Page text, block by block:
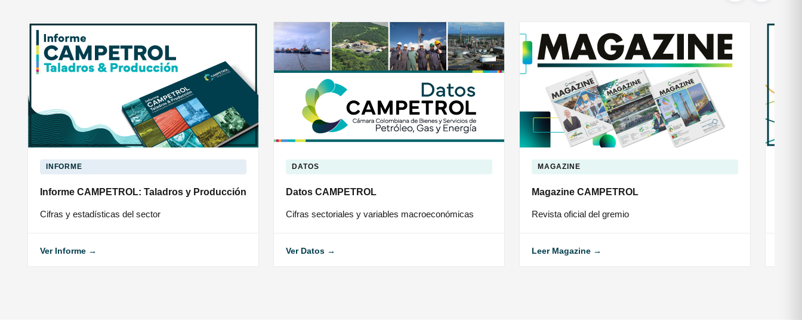
INFORME
Informe CAMPETROL: Taladros y Producción
Cifras y estadísticas del sector
Ver Informe →
DATOS
Datos CAMPETROL
Cifras sectoriales y variables macroeconómicas
Ver Datos →
MAGAZINE
Magazine CAMPETROL
Revista oficial del gremio
Leer Magazine →